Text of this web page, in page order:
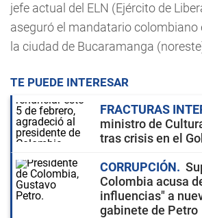
jefe actual del ELN (Ejército de
aseguró el mandatario colombiano
la ciudad de Bucaramanga
TE PUEDE INTERESAR
FRACTURAS
ministro de
tras crisis en el
CORRUPCIÓN
Colombia acusa
influencias" a
gabinete de Petro